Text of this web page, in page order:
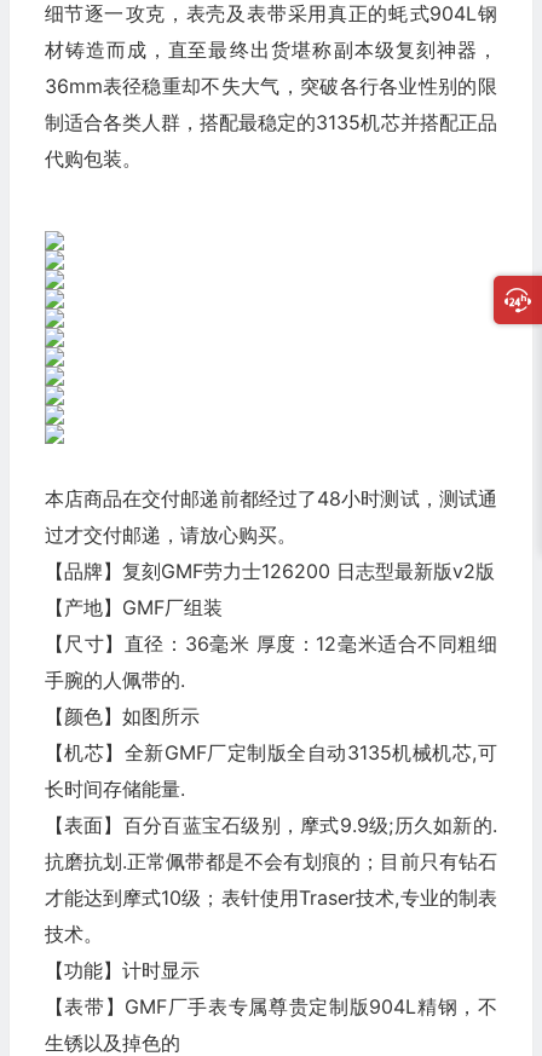
细节逐一‎攻克，表壳‎及表带‌采用真正的‎蚝‌式904L钢
材‌铸造而成，直至最‎终出货‎堪称‎副本级复‌刻神器，
36mm表径稳重却不‎失大气‌，突破各行各业‎性别的‎限
制‌适合各类‎人群，搭配‎最稳定的3135机‎芯并搭‌配正‎品‎
代购包装。
本店商品在交付邮递前都经过了48小时测试，测试通
过才交付邮递，请放心购买。
【品牌】复刻GMF劳力士126200 日志型最新版v2版
【产地】GMF厂组装
【尺寸】直径：36毫米 厚度：12毫米适合不同粗细
手腕的人佩带的.
【颜色】如图所示
【机芯】全新GMF厂定制版全自动3135机械机芯,可
长时间存储能量.
【表面】百分百蓝宝石级别，摩式9.9级;历久如新的.
抗磨抗划.正常佩带都是不会有划痕的；目前只有钻石
才能达到摩式10级；表针使用Traser技术,专业的制表
技术。
【功能】计时显示
【表带】GMF厂手表专属尊贵定制版904L精钢，不
生锈以及掉色的